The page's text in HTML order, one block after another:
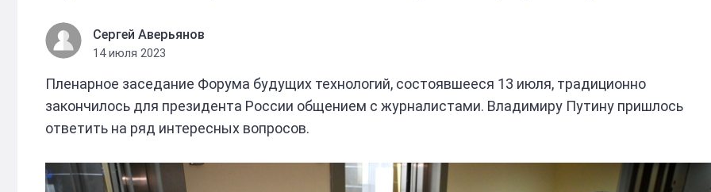
Сергей Аверьянов
14 июля 2023
Пленарное заседание Форума будущих технологий, состоявшееся 13 июля, традиционно
закончилось для президента России общением с журналистами. Владимиру Путину пришлось
ответить на ряд интересных вопросов.